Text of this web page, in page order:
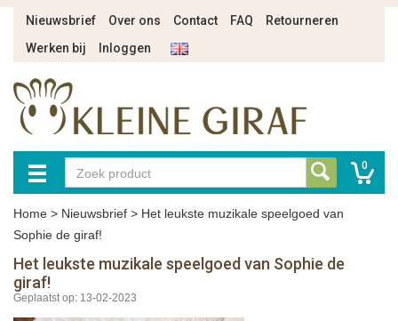
Nieuwsbrief Over ons Contact FAQ
Retourneren
Werken bij
Inloggen
0
Home > Nieuwsbrief > Het leukste muzikale speelgoed van
Sophie de giraf!
Het leukste muzikale speelgoed van Sophie de
giraf!
Geplaatst op: 13-02-2023